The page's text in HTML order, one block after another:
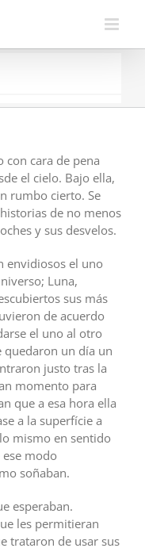
con cara de pena
el cielo. Bajo ella,
rumbo cierto. Se
de no menos
y sus desvelos.
envidiosos el uno
Luna,
sus más
de acuerdo
el uno al otro
quedaron un día un
justo tras la
momento para
que a esa hora ella
a la superfície a
mismo en sentido
modo
soñaban.
esperaban.
les permitieran
trataron de usar sus